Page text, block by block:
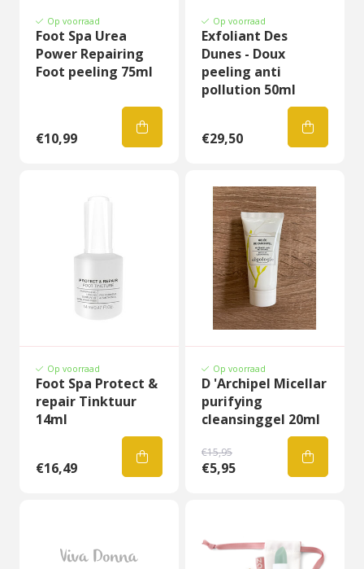
Op voorraad
Foot Spa Urea
Power Repairing
Foot peeling 75ml
€10,99
Op voorraad
Exfoliant Des
Dunes - Doux
peeling anti
pollution 50ml
€29,50
Op voorraad
Foot Spa Protect &
repair Tinktuur
14ml
€16,49
Op voorraad
D 'Archipel Micellar
purifying
cleansinggel 20ml
€15,95
€5,95